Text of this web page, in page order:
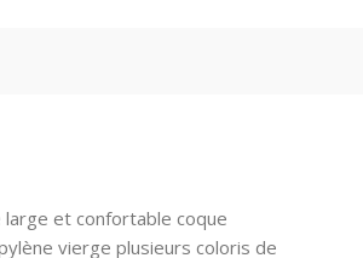
large et confortable coque
vierge plusieurs coloris de